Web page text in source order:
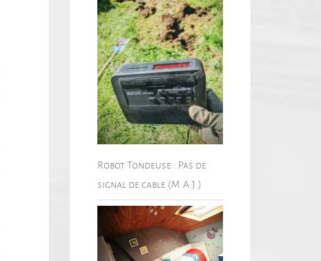
Robot Tondeuse : Pas de
signal de cable (M.A.J.)